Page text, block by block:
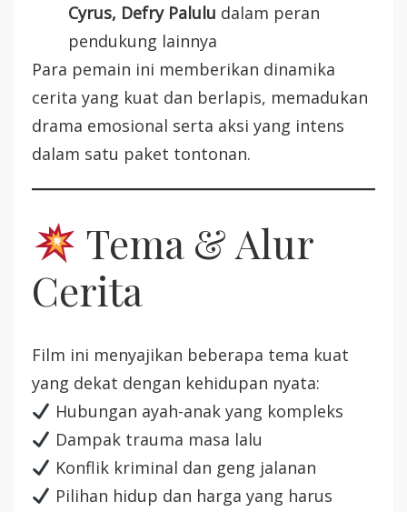
Cyrus, Defry Palulu dalam peran
pendukung lainnya
Para pemain ini memberikan dinamika
cerita yang kuat dan berlapis, memadukan
drama emosional serta aksi yang intens
dalam satu paket tontonan.
Tema & Alur
Cerita
Film ini menyajikan beberapa tema kuat
yang dekat dengan kehidupan nyata:
Hubungan ayah-anak yang kompleks
Dampak trauma masa lalu
Konflik kriminal dan geng jalanan
Pilihan hidup dan harga yang harus